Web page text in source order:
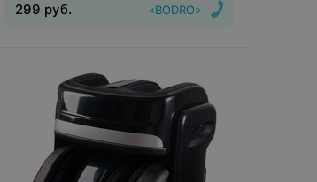
«BODRO»
299 руб.